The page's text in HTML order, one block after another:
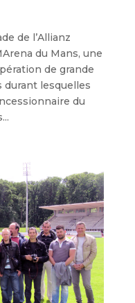
de l’Allianz
du Mans, une
de grande
durant lesquelles
du